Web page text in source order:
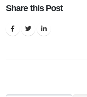
Share this Post